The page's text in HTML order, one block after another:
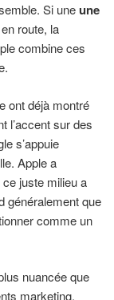
Si uneune
route, la
combine ces
ont déjà montré
l’accent sur des
s’appuie
Apple a
juste milieu a
généralement que
comme un
nuancée que
marketing.